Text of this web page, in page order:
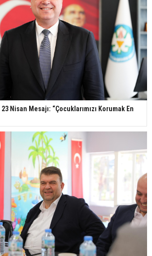
Nisan Mesajı: “Çocuklarımızı Korumak En